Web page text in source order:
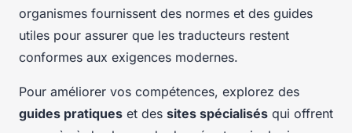
organismes fournissent des normes et des guides
utiles pour assurer que les traducteurs restent
conformes aux exigences modernes.
Pour améliorer vos compétences, explorez des
guides pratiques et des sites spécialisés qui offrent